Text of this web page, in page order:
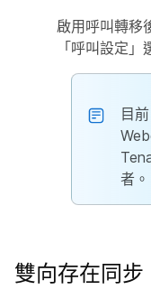
啟用呼叫轉移
「呼叫設定」
目
者。
雙向存在同步